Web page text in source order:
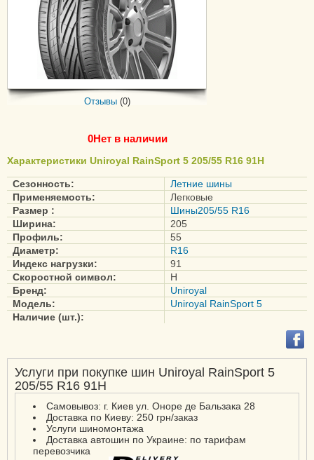
Отзывы (0)
0Нет в наличии
Характеристики Uniroyal RainSport 5 205/55 R16 91H
Сезонность:
Летние шины
Применяемость:
Легковые
Размер :
Шины205/55 R16
Ширина:
205
Профиль:
55
Диаметр:
R16
Индекс нагрузки:
91
Скоростной символ:
H
Бренд:
Uniroyal
Модель:
Uniroyal RainSport 5
Наличие (шт.):
Услуги при покупке шин Uniroyal RainSport 5
205/55 R16 91H
Самовывоз: г. Киев ул. Оноре де Бальзака 28
Доставка по Киеву: 250 грн/заказ
Услуги шиномонтажа
Доставка автошин по Украине: по тарифам
перевозчика